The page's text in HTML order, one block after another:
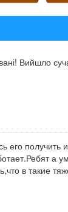
Вийшло
его получить
а
в такие